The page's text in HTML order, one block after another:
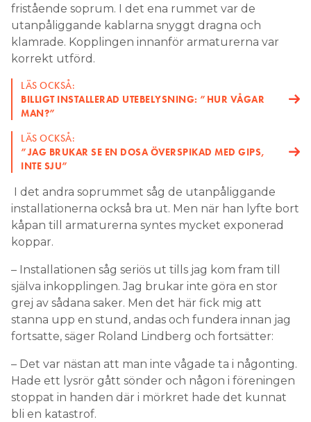
fristående soprum. I det ena rummet var de
utanpåliggande kablarna snyggt dragna och
klamrade. Kopplingen innanför armaturerna var
korrekt utförd.
LÄS OCKSÅ:
BILLIGT INSTALLERAD UTEBELYSNING: ”HUR VÅGAR
MAN?”
LÄS OCKSÅ:
”JAG BRUKAR SE EN DOSA ÖVERSPIKAD MED GIPS,
INTE SJU”
I det andra soprummet såg de utanpåliggande
installationerna också bra ut. Men när han lyfte bort
kåpan till armaturerna syntes mycket exponerad
koppar.
– Installationen såg seriös ut tills jag kom fram till
själva inkopplingen. Jag brukar inte göra en stor
grej av sådana saker. Men det här fick mig att
stanna upp en stund, andas och fundera innan jag
fortsatte, säger Roland Lindberg och fortsätter:
– Det var nästan att man inte vågade ta i någonting.
Hade ett lysrör gått sönder och någon i föreningen
stoppat in handen där i mörkret hade det kunnat
bli en katastrof.